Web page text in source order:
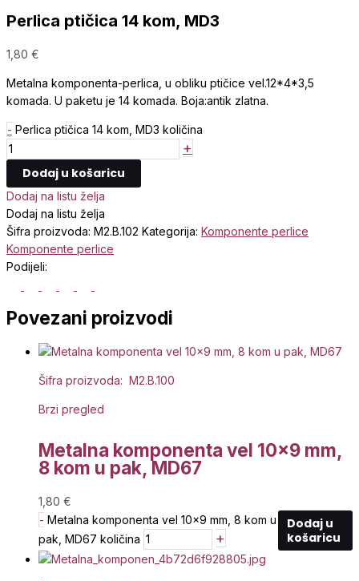
Perlica ptičica 14 kom, MD3
1,80 €
Metalna komponenta-perlica, u obliku ptičice vel.12*4*3,5
komada. U paketu je 14 komada. Boja:antik zlatna.
- Perlica ptičica 14 kom, MD3 količina
+
Dodaj u košaricu
Dodaj na listu želja
Dodaj na listu želja
Šifra proizvoda: M2.B.102 Kategorija: Komponente perlice
Komponente perlice
Podijeli:
Povezani proizvodi
Šifra proizvoda: M2.B.100
Brzi pregled
Metalna komponenta vel 10×9 mm,
8 kom u pak, MD67
1,80 €
- Metalna komponenta vel 10x9 mm, 8 kom u
pak, MD67 količina
+
Dodaj u
košaricu